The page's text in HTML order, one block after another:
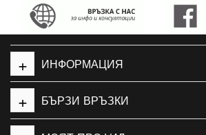
ИНФОРМАЦИЯ
+
БЪРЗИ ВРЪЗКИ
+